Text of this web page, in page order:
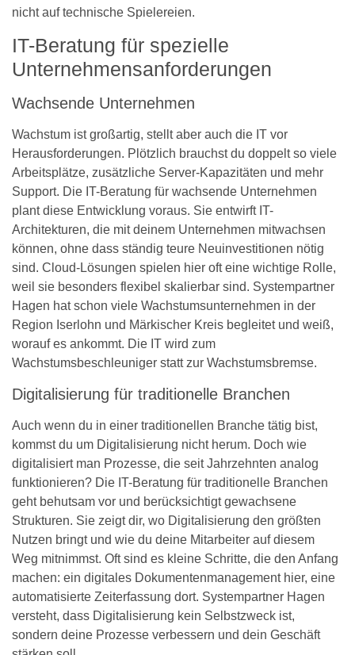
nicht auf technische Spielereien.
IT-Beratung für spezielle
Unternehmensanforderungen
Wachsende Unternehmen
Wachstum ist großartig, stellt aber auch die IT vor
Herausforderungen. Plötzlich brauchst du doppelt so viele
Arbeitsplätze, zusätzliche Server-Kapazitäten und mehr
Support. Die IT-Beratung für wachsende Unternehmen
plant diese Entwicklung voraus. Sie entwirft IT-
Architekturen, die mit deinem Unternehmen mitwachsen
können, ohne dass ständig teure Neuinvestitionen nötig
sind. Cloud-Lösungen spielen hier oft eine wichtige Rolle,
weil sie besonders flexibel skalierbar sind. Systempartner
Hagen hat schon viele Wachstumsunternehmen in der
Region Iserlohn und Märkischer Kreis begleitet und weiß,
worauf es ankommt. Die IT wird zum
Wachstumsbeschleuniger statt zur Wachstumsbremse.
Digitalisierung für traditionelle Branchen
Auch wenn du in einer traditionellen Branche tätig bist,
kommst du um Digitalisierung nicht herum. Doch wie
digitalisiert man Prozesse, die seit Jahrzehnten analog
funktionieren? Die IT-Beratung für traditionelle Branchen
geht behutsam vor und berücksichtigt gewachsene
Strukturen. Sie zeigt dir, wo Digitalisierung den größten
Nutzen bringt und wie du deine Mitarbeiter auf diesem
Weg mitnimmst. Oft sind es kleine Schritte, die den Anfang
machen: ein digitales Dokumentenmanagement hier, eine
automatisierte Zeiterfassung dort. Systempartner Hagen
versteht, dass Digitalisierung kein Selbstzweck ist,
sondern deine Prozesse verbessern und dein Geschäft